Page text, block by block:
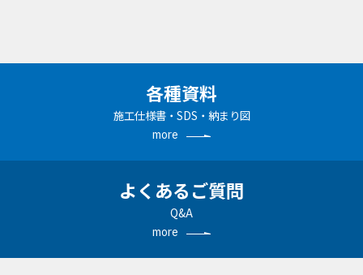
各種資料
施工仕様書・SDS・納まり図
more
よくあるご質問
Q&A
more